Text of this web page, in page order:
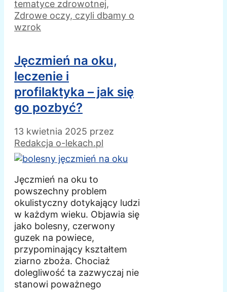
tematyce zdrowotnej,
Zdrowe oczy, czyli dbamy o
wzrok
Jęczmień na oku,
leczenie i
profilaktyka – jak się
go pozbyć?
13 kwietnia 2025 przez
Redakcja o-lekach.pl
Jęczmień na oku to
powszechny problem
okulistyczny dotykający ludzi
w każdym wieku. Objawia się
jako bolesny, czerwony
guzek na powiece,
przypominający kształtem
ziarno zboża. Chociaż
dolegliwość ta zazwyczaj nie
stanowi poważnego